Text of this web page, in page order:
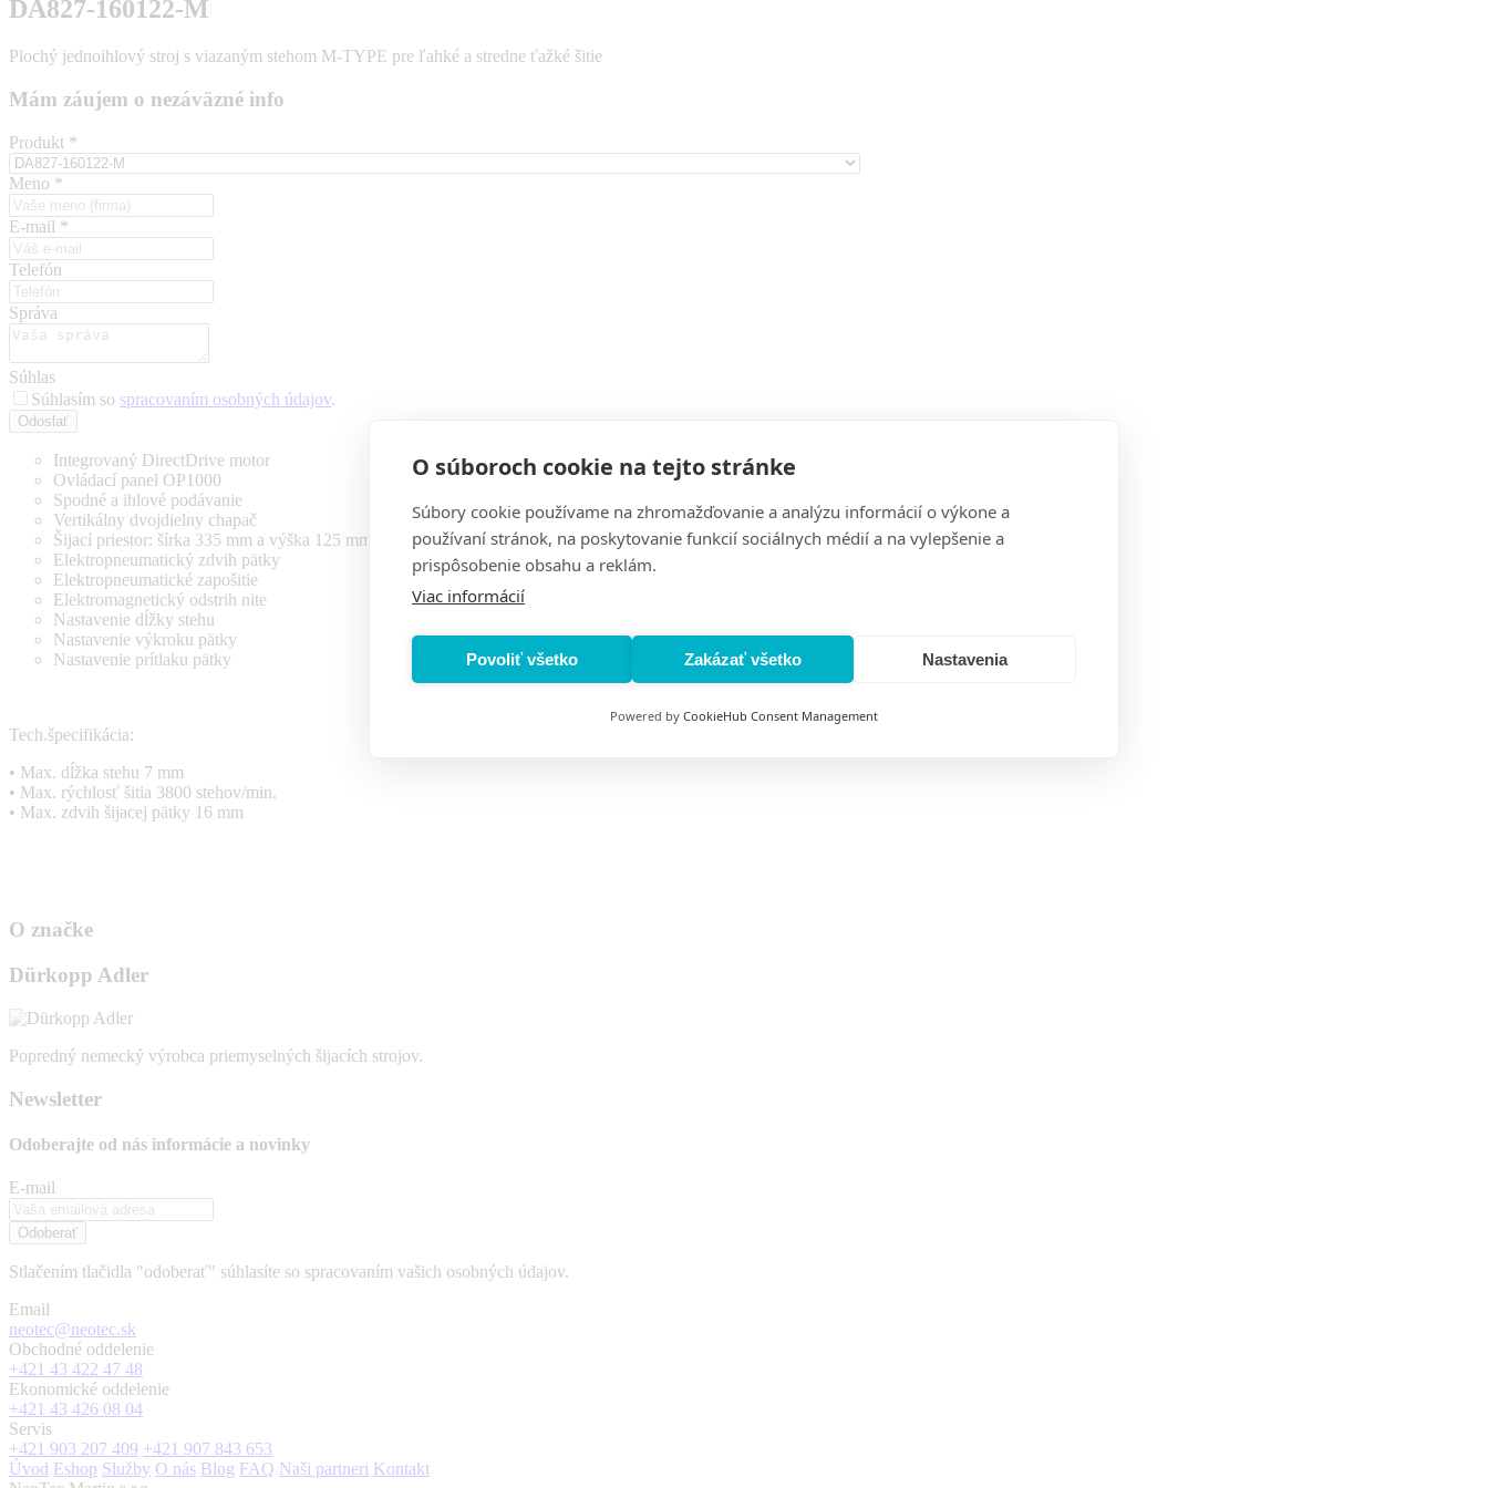
O súboroch cookie na tejto stránke
Súbory cookie používame na zhromažďovanie a analýzu informácií o výkone a
používaní stránok, na poskytovanie funkcií sociálnych médií a na vylepšenie a
prispôsobenie obsahu a reklám.
Viac informácií
Povoliť všetko Zakázať všetko Nastavenia
Powered by CookieHub Consent Management
DA827-160122-M
Plochý jednoihlový stroj s viazaným stehom M-TYPE pre ľahké a stredne ťažké šitie
Mám záujem o nezáväzné info
Produkt *
Meno *
E-mail *
Telefón
Správa
Súhlas
Súhlasím so spracovaním osobných údajov.
Odoslať
Integrovaný DirectDrive motor
Ovládací panel OP1000
Spodné a ihlové podávanie
Vertikálny dvojdielny chapač
Šijací priestor: šírka 335 mm a výška 125 mm
Elektropneumatický zdvih pätky
Elektropneumatické zapošitie
Elektromagnetický odstrih nite
Nastavenie dĺžky stehu
Nastavenie výkroku pätky
Nastavenie prítlaku pätky
Tech.špecifikácia:
• Max. dĺžka stehu 7 mm
• Max. rýchlosť šitia 3800 stehov/min.
• Max. zdvih šijacej pätky 16 mm
O značke
Dürkopp Adler
Popredný nemecký výrobca priemyselných šijacích strojov.
Newsletter
Odoberajte od nás informácie a novinky
E-mail
Odoberať
Stlačením tlačidla "odoberať" súhlasíte so spracovaním vašich osobných údajov.
Email
neotec@neotec.sk
Obchodné oddelenie
+421 43 422 47 48
Ekonomické oddelenie
+421 43 426 08 04
Servis
+421 903 207 409 +421 907 843 653
Úvod Eshop Služby O nás Blog FAQ Naši partneri Kontakt